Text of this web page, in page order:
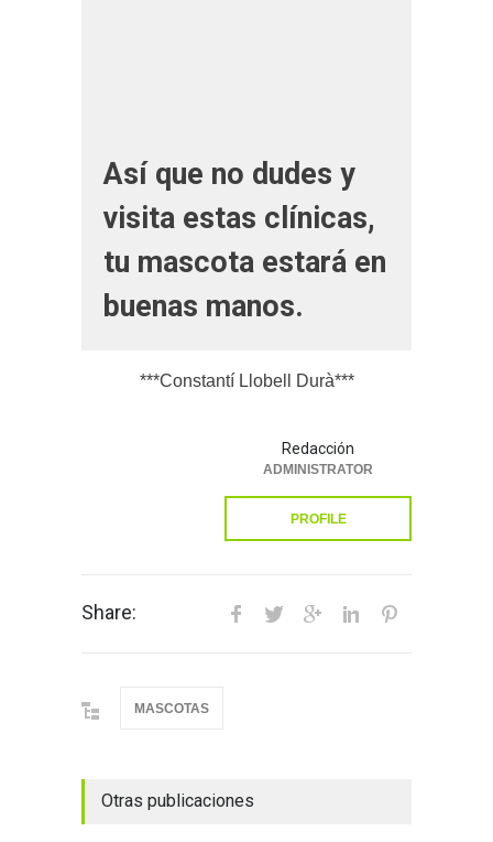
Así que no dudes y
visita estas clínicas,
tu mascota estará en
buenas manos.
***Constantí Llobell Durà***
Redacción
ADMINISTRATOR
PROFILE
Share:
MASCOTAS
Otras publicaciones